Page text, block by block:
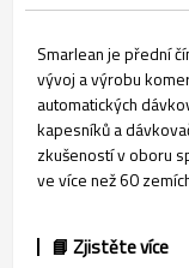
Smarlean je přední
vývoj a výrobu
automatických
kapesníků a
zkušeností v oboru
ve více než 60
📘 Zjistěte více